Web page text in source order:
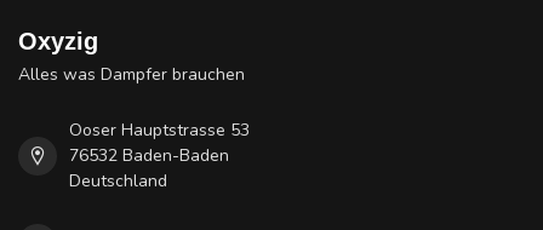
Oxyzig
Alles was Dampfer brauchen
Ooser Hauptstrasse 53
76532 Baden-Baden
Deutschland